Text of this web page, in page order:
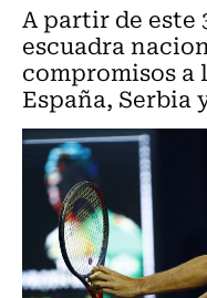
A partir de este
escuadra
compromisos a
España, Serbia